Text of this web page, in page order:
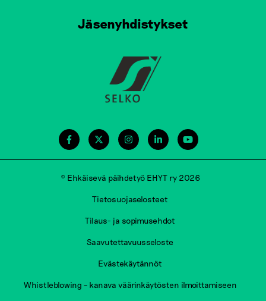
Jäsenyhdistykset
© Ehkäisevä päihdetyö EHYT ry 2026
Tietosuojaselosteet
Tilaus- ja sopimusehdot
Saavutettavuusseloste
Evästekäytännöt
Whistleblowing – kanava väärinkäytösten ilmoittamiseen